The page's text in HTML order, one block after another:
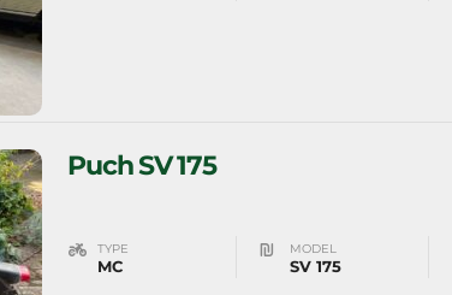
Puch SV 175
TYPE
MC
MODEL
SV 175